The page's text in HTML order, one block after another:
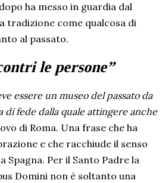
ha messo in guardia dal
tradizione come qualcosa di
al passato.
le persone”
essere un museo del passato da
di fede dalla quale attingere anche
di Roma. Una frase che ha
e che racchiude il senso
Spagna. Per il Santo Padre la
Domini non è soltanto una